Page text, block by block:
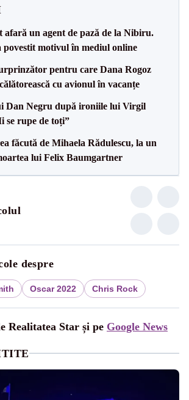
afară un agent de pază de la Nibiru.
povestit motivul în mediul online
pentru care Dana Rogoz
cu avionul în vacanțe
Dan Negru după ironiile lui Virgil
se rupe de toți”
făcută de Mihaela Rădulescu, la un
lui Felix Baumgartner
despre
Oscar 2022 Chris Rock
Realitatea Star și pe Google News